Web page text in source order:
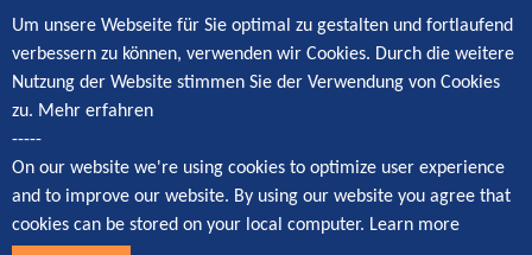
Um unsere Webseite für Sie optimal zu gestalten und fortlaufend
verbessern zu können, verwenden wir Cookies. Durch die weitere
Nutzung der Website stimmen Sie der Verwendung von Cookies
zu. Mehr erfahren
-----
On our website we're using cookies to optimize user experience
and to improve our website. By using our website you agree that
cookies can be stored on your local computer. Learn more